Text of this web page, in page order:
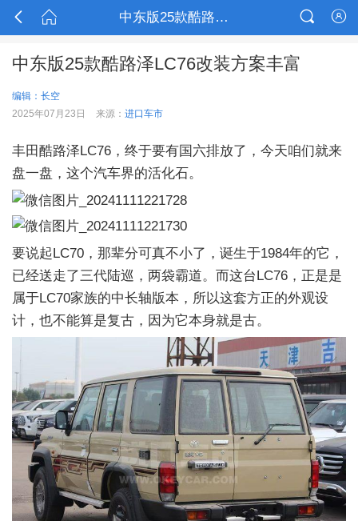
  中东版25款酷路泽LC76改装方案丰富 

中东版25款酷路泽LC76改装方案丰富
编辑：长空
2025年07月23日
来源： 进口车市
丰田酷路泽LC76，终于要有国六排放了，今天咱们就来
盘一盘，这个汽车界的活化石。
要说起LC70，那辈分可真不小了，诞生于1984年的它，
已经送走了三代陆巡，两袋霸道。而这台LC76，正是是
属于LC70家族的中长轴版本，所以这套方正的外观设
计，也不能算是复古，因为它本身就是古。